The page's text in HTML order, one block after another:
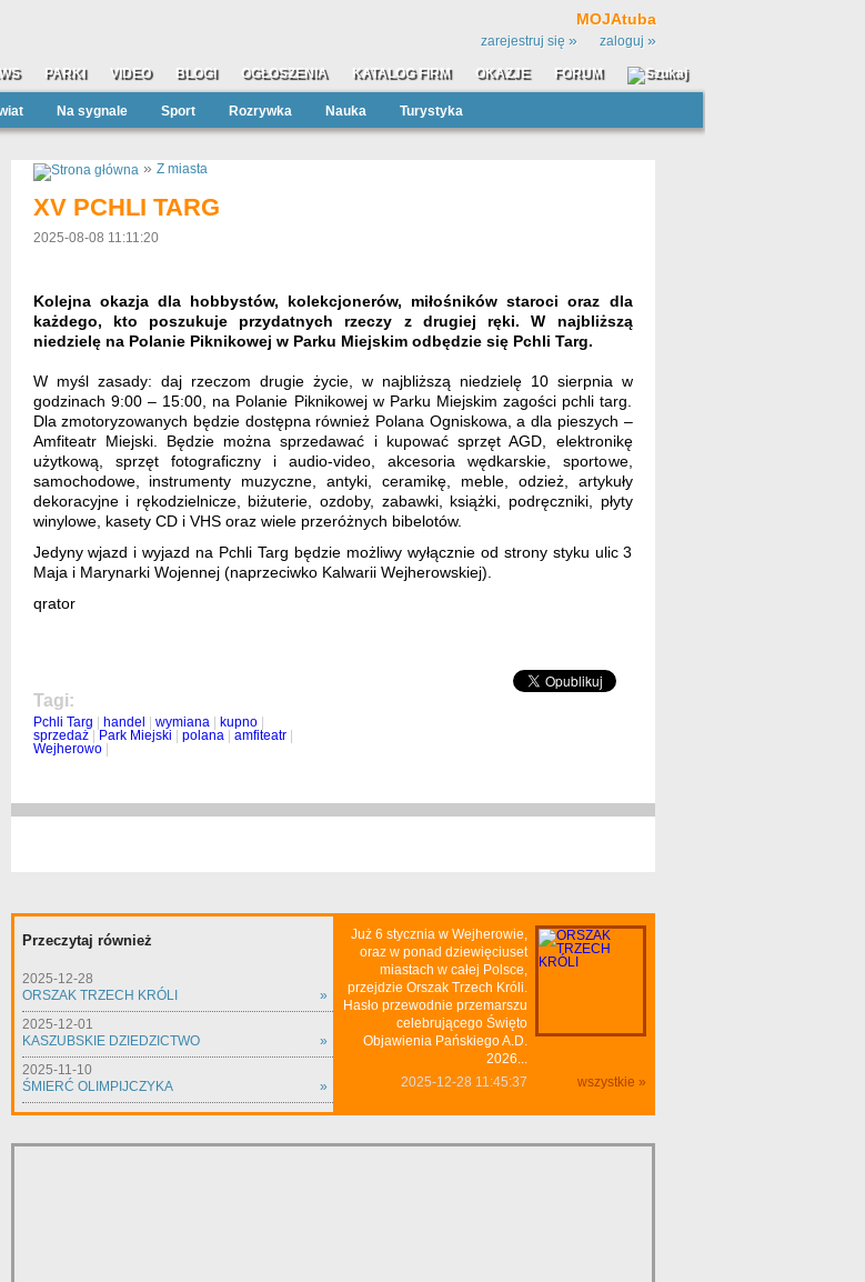
MOJAtuba
zarejestruj się » zaloguj »
PARKI VIDEO BLOGI OGŁOSZENIA KATALOG FIRM OKAZJE FORUM
Na sygnale Sport Rozrywka Nauka Turystyka
» Z miasta
XV PCHLI TARG
2025-08-08 11:11:20
Kolejna okazja dla hobbystów, kolekcjonerów, miłośników staroci oraz dla
każdego, kto poszukuje przydatnych rzeczy z drugiej ręki. W najbliższą
niedzielę na Polanie Piknikowej w Parku Miejskim odbędzie się Pchli Targ.
W myśl zasady: daj rzeczom drugie życie, w najbliższą niedzielę 10 sierpnia w
godzinach 9:00 – 15:00, na Polanie Piknikowej w Parku Miejskim zagości pchli targ.
Dla zmotoryzowanych będzie dostępna również Polana Ogniskowa, a dla pieszych –
Amfiteatr Miejski. Będzie można sprzedawać i kupować sprzęt AGD, elektronikę
użytkową, sprzęt fotograficzny i audio-video, akcesoria wędkarskie, sportowe,
samochodowe, instrumenty muzyczne, antyki, ceramikę, meble, odzież, artykuły
dekoracyjne i rękodzielnicze, biżuterie, ozdoby, zabawki, książki, podręczniki, płyty
winylowe, kasety CD i VHS oraz wiele przeróżnych bibelotów.
Jedyny wjazd i wyjazd na Pchli Targ będzie możliwy wyłącznie od strony styku ulic 3
Maja i Marynarki Wojennej (naprzeciwko Kalwarii Wejherowskiej).
qrator
Tagi:
Pchli Targ handel wymiana| kupno|
sprzedaż| Park Miejski polana| amfiteatr|
Wejherowo|
Przeczytaj również
2025-12-28
ORSZAK TRZECH KRÓLI
»
2025-12-01
KASZUBSKIE DZIEDZICTWO
»
2025-11-10
ŚMIERĆ OLIMPIJCZYKA
»
Już 6 stycznia w Wejherowie,
oraz w ponad dziewięciuset
miastach w całej Polsce,
przejdzie Orszak Trzech Króli.
Hasło przewodnie przemarszu
celebrującego Święto
Objawienia Pańskiego A.D.
2026...
2025-12-28 11:45:37
wszystkie »